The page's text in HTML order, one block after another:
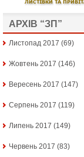
АРХІВ “ЗП”
Листопад 2017 (69)
Жовтень 2017 (146)
Вересень 2017 (147)
Серпень 2017 (119)
Липень 2017 (149)
Червень 2017 (83)